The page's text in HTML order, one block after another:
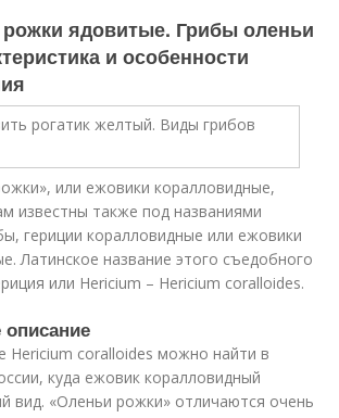
ядовитые. Грибы оленьи
и особенности
или ежовики коралловидные,
известны также под названиями
гериции коралловидные или ежовики
Латинское название этого съедобного
или Hericium – Hericium coralloides.
описание
Hericium coralloides можно найти в
куда ежовик коралловидный
вид. «Оленьи рожки» отличаются очень